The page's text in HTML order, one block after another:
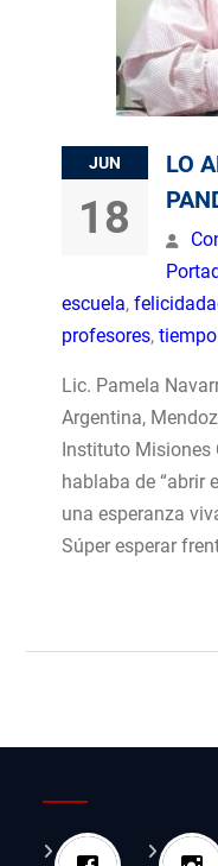
JUN
18
LO
escuela,
profesores, tiempo
Lic. Pamela
Argentina,
Instituto Misiones
hablaba de “abrir
una esperanza
Súper esperar